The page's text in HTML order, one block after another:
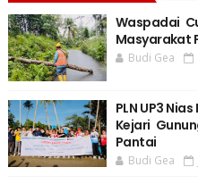
Waspadai
Masyarakat
Budi Gea
PLN UP3
Kejari
Pantai
Budi Gea